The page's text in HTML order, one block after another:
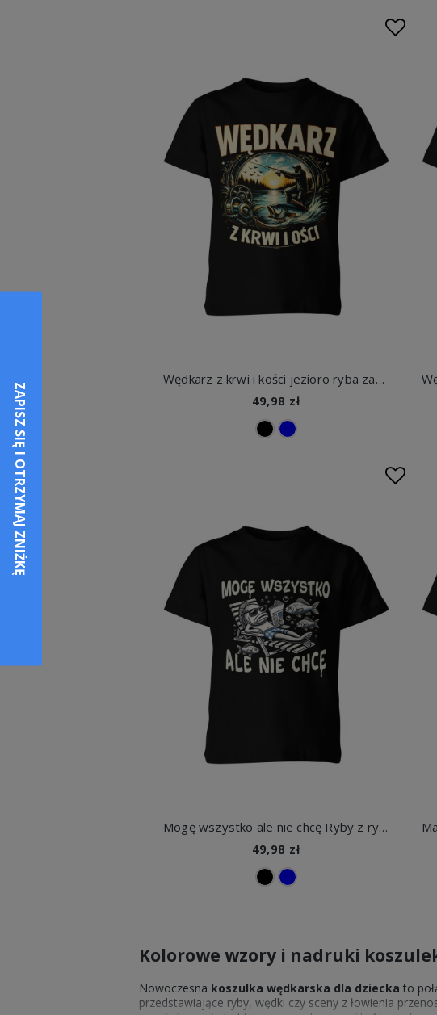
Wędkarz z krwi i kości jezioro ryba zachód słońca pasja hobby natura relaks Dziecięca koszulka
49,98 zł
Mogę wszystko ale nie chcę Ryby z rybami Dziecięca koszulka
49,98 zł
Kolorowe wzory i nadruki
Nowoczesna koszulka wędkarska dla dziecka to
przedstawiające ryby, wędki czy sceny z łowienia